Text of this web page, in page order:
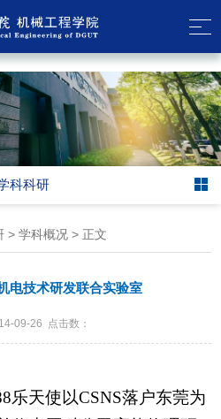
天使-官方网站
科科研
>学科概况 > 正文
电技术研发联合实验室
09-26 点击数：
乐天使以CSNS落户东莞为